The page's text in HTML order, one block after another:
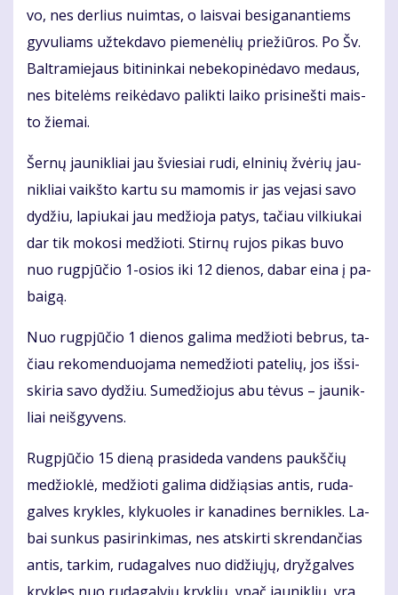
vo, nes der­lius nuim­tas, o lais­vai be­si­ga­nan­tiems
gy­vu­liams už­tek­da­vo pie­me­nė­lių prie­žiū­ros. Po Šv.
Bal­tra­mie­jaus bi­ti­nin­kai ne­be­ko­pi­nė­da­vo me­daus,
nes bi­te­lėms rei­kė­da­vo pa­lik­ti lai­ko pri­si­neš­ti mais­
to žie­mai.
Šer­nų jau­nik­liai jau švie­siai ru­di, el­ni­nių žvė­rių jau­
nik­liai vaikš­to kar­tu su ma­mo­mis ir jas ve­ja­si sa­vo
dy­džiu, la­piu­kai jau me­džio­ja pa­tys, ta­čiau vil­kiu­kai
dar tik mo­ko­si me­džio­ti. Stir­nų ru­jos pi­kas bu­vo
nuo rug­pjū­čio 1-osios iki 12 die­nos, da­bar ei­na į pa­
bai­gą.
Nuo rug­pjū­čio 1 die­nos ga­li­ma me­džio­ti beb­rus, ta­
čiau re­ko­men­duo­ja­ma ne­me­džio­ti pa­te­lių, jos iš­si­
ski­ria sa­vo dy­džiu. Su­me­džio­jus abu tė­vus – jau­nik­
liai ne­iš­gy­vens.
Rug­pjū­čio 15 die­ną pra­si­de­da van­dens paukš­čių
me­džiok­lė, me­džio­ti ga­li­ma di­dži­ą­sias an­tis, ru­da­
gal­ves kryk­les, kly­kuo­les ir ka­na­di­nes ber­nik­les. La­
bai sun­kus pa­si­rin­ki­mas, nes at­skir­ti skren­dan­čias
an­tis, tar­kim, ru­da­gal­ves nuo di­džių­jų, dryž­gal­ves